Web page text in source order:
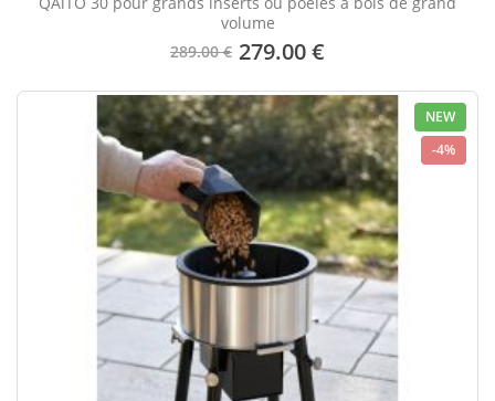
volume
289.00 € 279.00 €
NEW
-4%